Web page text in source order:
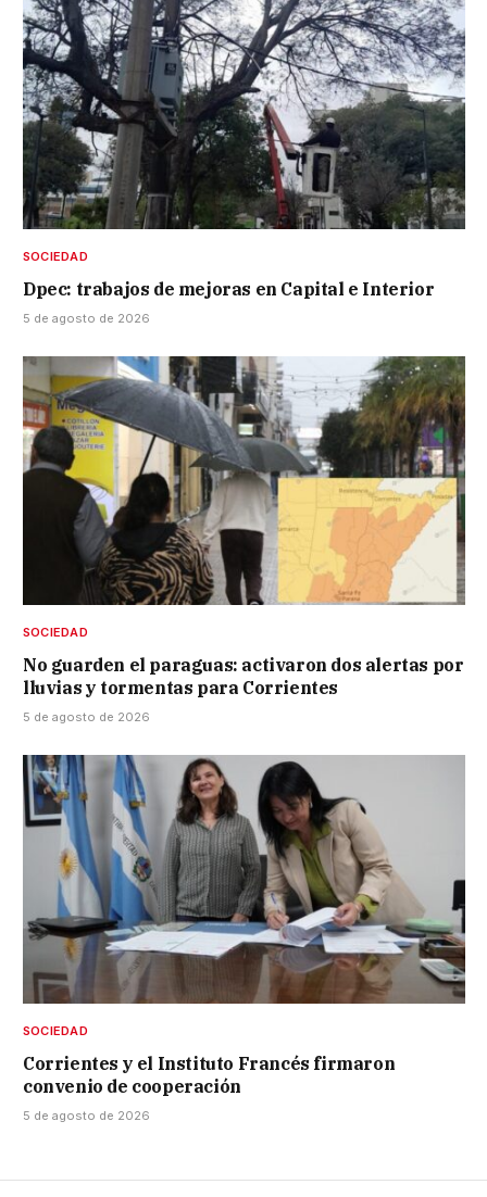
SOCIEDAD
Dpec: trabajos de mejoras en Capital e Interior
5 de agosto de 2026
SOCIEDAD
No guarden el paraguas: activaron dos alertas por
lluvias y tormentas para Corrientes
5 de agosto de 2026
SOCIEDAD
Corrientes y el Instituto Francés firmaron
convenio de cooperación
5 de agosto de 2026